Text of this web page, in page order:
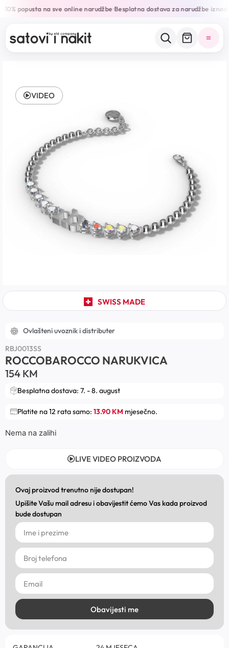
10% popusta na sve online narudžbe•Besplatna dostava za narudžbe iznad
SWISS MADE
VIDEO
Ovlašteni uvoznik i distributer
RBJ0013SS
ROCCOBAROCCO NARUKVICA
154 KM
Besplatna dostava: 7. - 8. august
Platite na 12 rata samo: 13.90 KM mjesečno.
Nema na zalihi
LIVE VIDEO PROIZVODA
Ovaj proizvod trenutno nije dostupan!
Upišite Vašu mail adresu i obavijestit ćemo Vas kada proizvod
bude dostupan
Obavijesti me